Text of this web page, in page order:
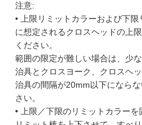
注意:
• 上限リミットカラーおよび下
に想定されるクロスヘッドの上
ください。
範囲の限定が難しい場合は、少
治具とクロスヨーク、クロスヘ
治具の間隔が20mm以下になら
さい。
• 上限／下限のリミットカラー